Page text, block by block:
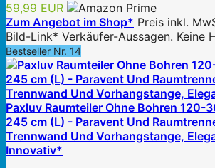
59,99 EUR
Zum Angebot im Shop* Preis inkl.
Bild-Link* Verkäufer-Aussagen. Keine
Bestseller Nr. 14
Paxluv Raumteiler Ohne Bohren 120-
245 cm (L) - Paravent Und
Trennwand Und Vorhangstange,
Innovativ*